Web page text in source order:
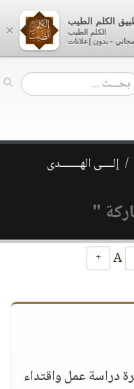
إلــــى الهـــــــدى
"
+
دراسة عمل واقتداء
×
الكلم الطيب
الكلم الطيب
مجاني - بدون إعلانات